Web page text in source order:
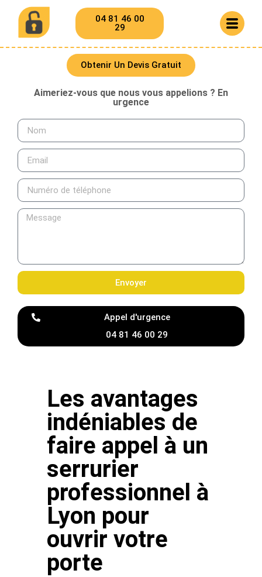
04 81 46 00
29
Obtenir Un Devis Gratuit
Aimeriez-vous que nous vous appelions ? En
urgence
Envoyer
Appel d'urgence
04 81 46 00 29
Les avantages
indéniables de
faire appel à un
serrurier
professionnel à
Lyon pour
ouvrir votre
porte